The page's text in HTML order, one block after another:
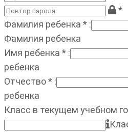
*
Фамилия ребенка * :
Фамилия ребенка
Имя ребенка * :
ребенка
Отчество* :
ребенка
Класс в текущем учебном